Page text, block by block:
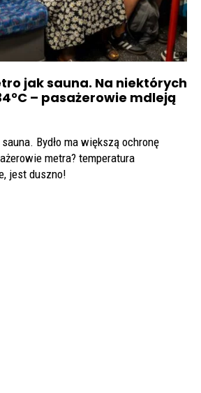
jak sauna. Na niektórych
– pasażerowie mdleją
Bydło ma większą ochronę
metra? temperatura
jest duszno!